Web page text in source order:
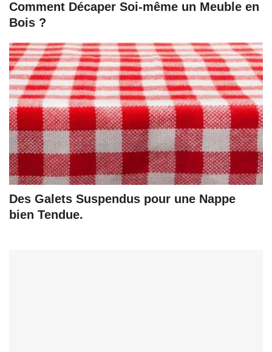
Comment Décaper Soi-même un Meuble en
Bois ?
Des Galets Suspendus pour une Nappe
bien Tendue.